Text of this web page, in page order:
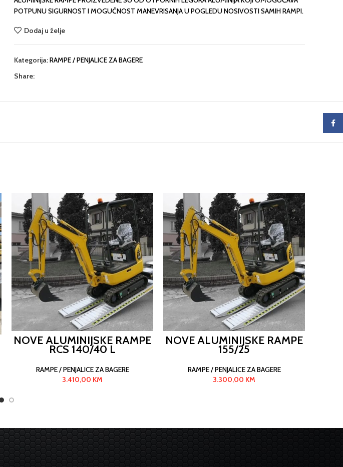
POTPUNU SIGURNOST I MOGUĆNOST MANEVRISANJA U POGLEDU NOSIVOSTI SAMIH RAMPI.
Dodaj u želje
Kategorija:RAMPE / PENJALICE ZA BAGERE
Share:
NOVE ALUMINIJSKE RAMPE
RCS 140/40 L
RAMPE / PENJALICE ZA BAGERE
3.410,00 KM
NOVE ALUMINIJSKE RAMPE
155/25
RAMPE / PENJALICE ZA BAGERE
3.300,00 KM